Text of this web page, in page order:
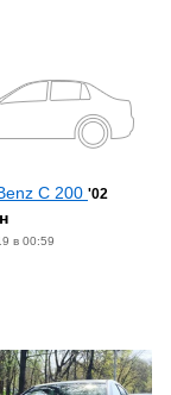
C 200 '02
в 00:59